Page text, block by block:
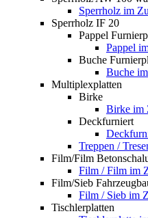
Sperrholz im
Sperrholz IF 20
Pappel
Pappel
Buche
Buche
Multiplexplatten
Birke
Birke im
Deckfurniert
Treppen /
Film/Film
Film / Film im
Film/Sieb
Film / Sieb im
Tischlerplatten